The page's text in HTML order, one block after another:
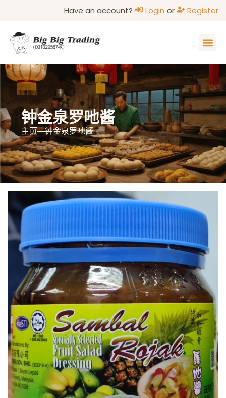
Have an account? Login or Register
钟金泉罗吔酱
主页 钟金泉罗吔酱